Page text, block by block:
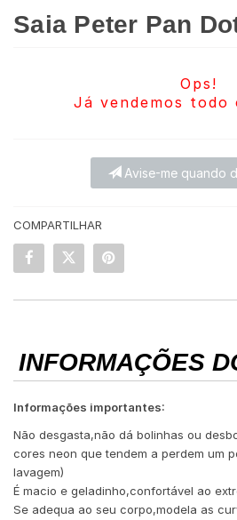
Saia Peter Pan
Ops!
Já vendemos todo
Avise-me quando
COMPARTILHAR
INFORMAÇÕES
Informações importantes:
Não desgasta,não dá bolinhas ou
cores neon que tendem a perdem um
lavagem)
É macio e geladinho,confortável ao
Se adequa ao seu corpo,modela as